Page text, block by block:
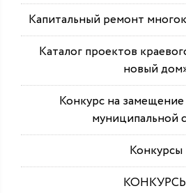
Капитальный ремонт
Каталог проектов
новый
Конкурс на
муниципальной
Конкурсы